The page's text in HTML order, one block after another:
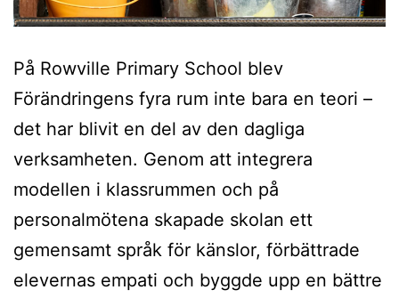
På Rowville Primary School blev
Förändringens fyra rum inte bara en teori –
det har blivit en del av den dagliga
verksamheten. Genom att integrera
modellen i klassrummen och på
personalmötena skapade skolan ett
gemensamt språk för känslor, förbättrade
elevernas empati och byggde upp en bättre